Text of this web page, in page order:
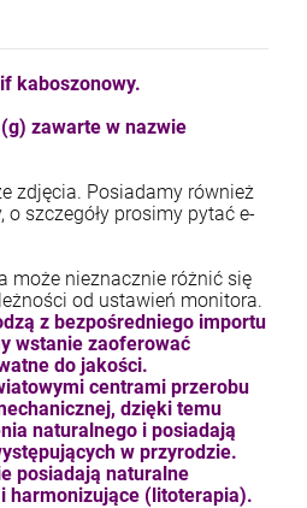
kaboszonowy.
zawarte w nazwie
zdjęcia. Posiadamy również
o szczegóły prosimy pytać e-
może nieznacznie różnić się
od ustawień monitora.
z bezpośredniego importu
wstanie zaoferować
do jakości.
centrami przerobu
dzięki temu
naturalnego i posiadają
w przyrodzie.
posiadają naturalne
harmonizujące (litoterapia).